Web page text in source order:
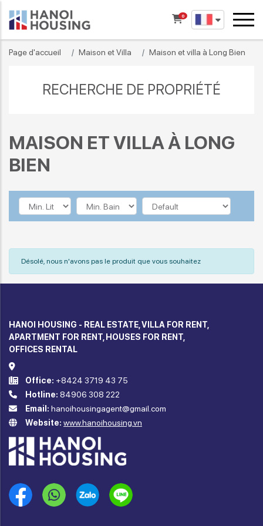
0
Page d'accueil Maison et Villa Maison et villa à Long Bien
RECHERCHE DE PROPRIÉTÉ
MAISON ET VILLA À LONG
BIEN
Désolé, nous n'avons pas le produit que vous souhaitez
HANOI HOUSING - REAL ESTATE, VILLA FOR RENT,
APARTMENT FOR RENT, HOUSES FOR RENT,
OFFICES RENTAL
Office: +8424 3719 43 75
Hotline: 84906 308 222
Email: hanoihousingagent@gmail.com
Website: www.hanoihousing.vn